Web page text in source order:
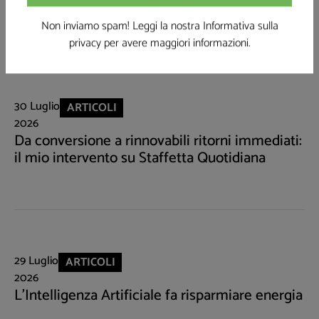
SE TI È PIACIUTO QUESTO ARTICOLO LEGGI
ANCHE
30 Luglio
2026
ARTICOLI
Da conversione a rinnovabili ritorni immediati:
il mio intervento su Staffetta Quotidiana
29 Luglio
2026
ARTICOLI
L'Intelligenza Artificiale fa risparmiare energia
Non inviamo spam! Leggi la nostra Informativa sulla
privacyper avere maggiori informazioni.